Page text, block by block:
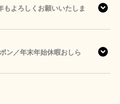
もよろしくお願いいたしま
ン／年末年始休暇おしら